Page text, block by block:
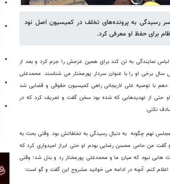
سر رسیدگی به پرونده‌های تخلف در کمیسیون اصل نود
برای حفظ او معرفی کرد.
و لباس نمایندگی به تن کند برای همین عزمش را جزم کرد و بعد از
برخی او را با عنوان سردار پورمختار می شناسند. محمدعلی
رئیس کمیسیون اصل 90 بود و در مجلس دهم با توصیه علی لاریجانی راهی کمیسیون حقوقی و قضایی شد
از بررسی پرونده ها در کمیسیون اصل 90 داشت. او حتی از تهدیدهایی که شده بود سخن گفت و تعریف کرد که در
نکنی.
نهم چگونه به دنبال رسیدگی به تخلفاتش بود. وقتی بحث به
گفت من حامی محسن رضایی بودم او حتی ابراز امیدواری کرد که
هایی نبود که میان ما و محمدعلی پورمختار رد و بدل شد؛ وقتی
کنم. آنچه در ادامه می خوانید مشروح این گفت و گو است: